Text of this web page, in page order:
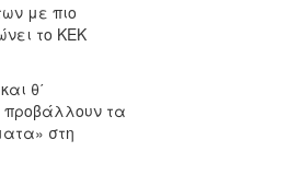
με πιο
το ΚΕΚ
θ΄
τα
στη